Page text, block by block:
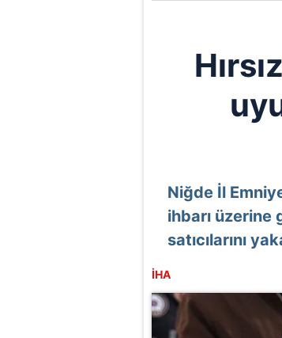
Niğde İl
ihbarı
satıcılarını
İHA